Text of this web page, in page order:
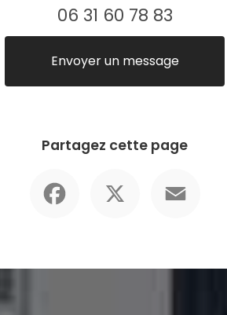
06 31 60 78 83
Envoyer un message
Partagez cette page